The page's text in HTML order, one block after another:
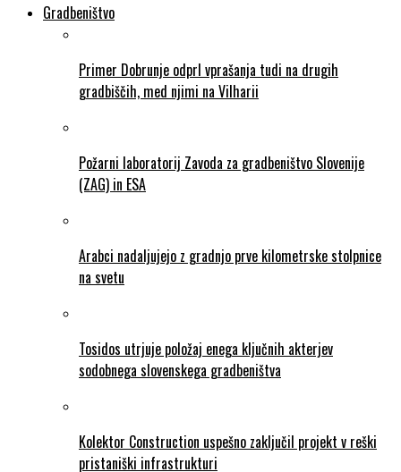
Gradbeništvo
Primer Dobrunje odprl vprašanja tudi na drugih
gradbiščih, med njimi na Vilharii
Požarni laboratorij Zavoda za gradbeništvo Slovenije
(ZAG) in ESA
Arabci nadaljujejo z gradnjo prve kilometrske stolpnice
na svetu
Tosidos utrjuje položaj enega ključnih akterjev
sodobnega slovenskega gradbeništva
Kolektor Construction uspešno zaključil projekt v reški
pristaniški infrastrukturi